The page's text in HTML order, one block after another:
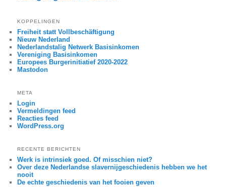
KOPPELINGEN
Freiheit statt Vollbeschäftigung
Nieuw Nederland
Nederlandstalig Netwerk Basisinkomen
Vereniging Basisinkomen
Europees Burgerinitiatief 2020-2022
Mastodon
META
Login
Vermeldingen feed
Reacties feed
WordPress.org
RECENTE BERICHTEN
Werk is intrinsiek goed. Of misschien niet?
Over deze Nederlandse slavernijgeschiedenis hebben we het
nooit
De echte geschiedenis van het fooien geven